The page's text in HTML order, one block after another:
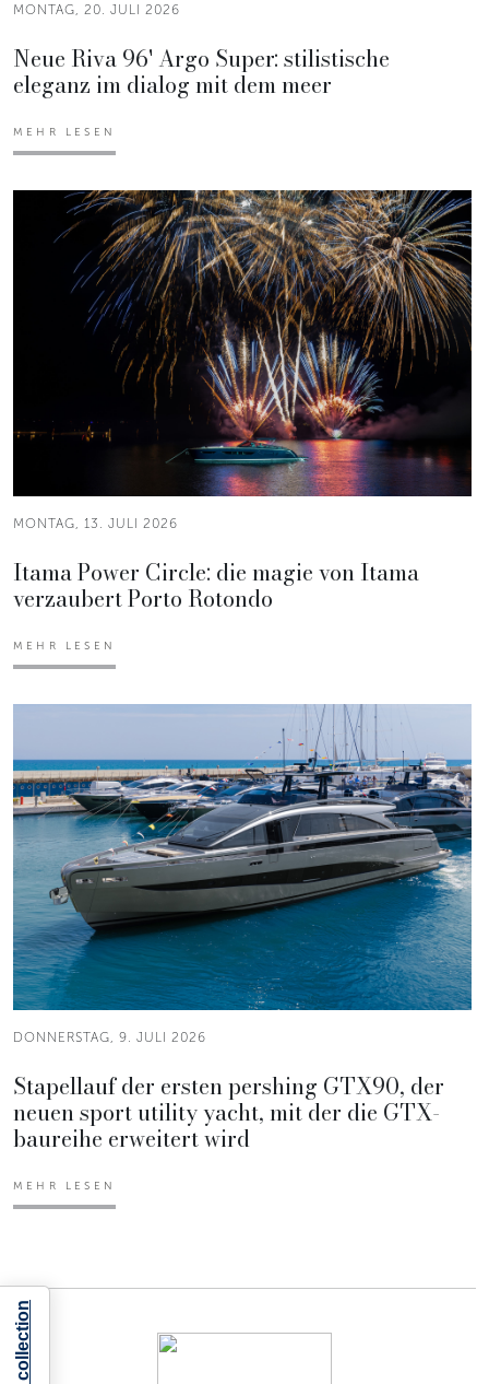
MONTAG, 20. JULI 2026
Neue Riva 96' Argo Super: stilistische
eleganz im dialog mit dem meer
MEHR LESEN
MONTAG, 13. JULI 2026
Itama Power Circle: die magie von Itama
verzaubert Porto Rotondo
MEHR LESEN
DONNERSTAG, 9. JULI 2026
Stapellauf der ersten pershing GTX90, der
neuen sport utility yacht, mit der die GTX-
baureihe erweitert wird
MEHR LESEN